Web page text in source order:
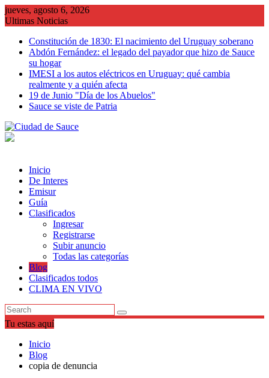
Saltar
al
jueves, agosto 6, 2026
Ultimas Noticias
Constitución de 1830: El nacimiento del Uruguay soberano
Abdón Fernández: el legado del payador que hizo de Sauce
su hogar
IMESI a los autos eléctricos en Uruguay: qué cambia
realmente y a quién afecta
19 de Junio "Día de los Abuelos"
Sauce se viste de Patria
Inicio
De Interes
Emisur
Guía
Clasificados
Ingresar
Registrarse
Subir anuncio
Todas las categorías
Blog
Clasificados todos
CLIMA EN VIVO
Tu estas aquí
Inicio
Blog
copia de denuncia